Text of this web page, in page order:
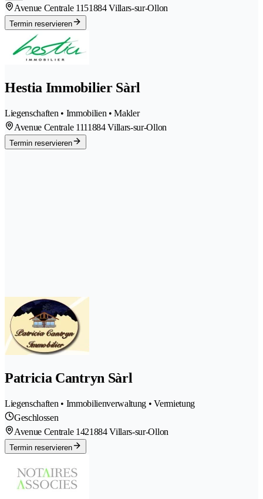
Avenue Centrale 1151884 Villars-sur-Ollon
Termin reservieren
Hestia Immobilier Sàrl
Liegenschaften • Immobilien • Makler
Avenue Centrale 1111884 Villars-sur-Ollon
Termin reservieren
Patricia Cantryn Sàrl
Liegenschaften • Immobilienverwaltung • Vermietung
Geschlossen
Avenue Centrale 1421884 Villars-sur-Ollon
Termin reservieren